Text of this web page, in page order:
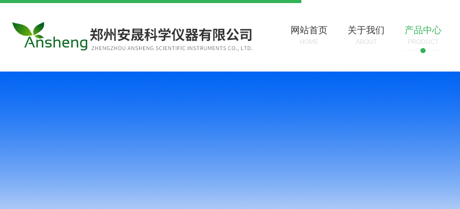
网站首页
HOME
关于我们
ABOUT
产品中心
PRODUCT